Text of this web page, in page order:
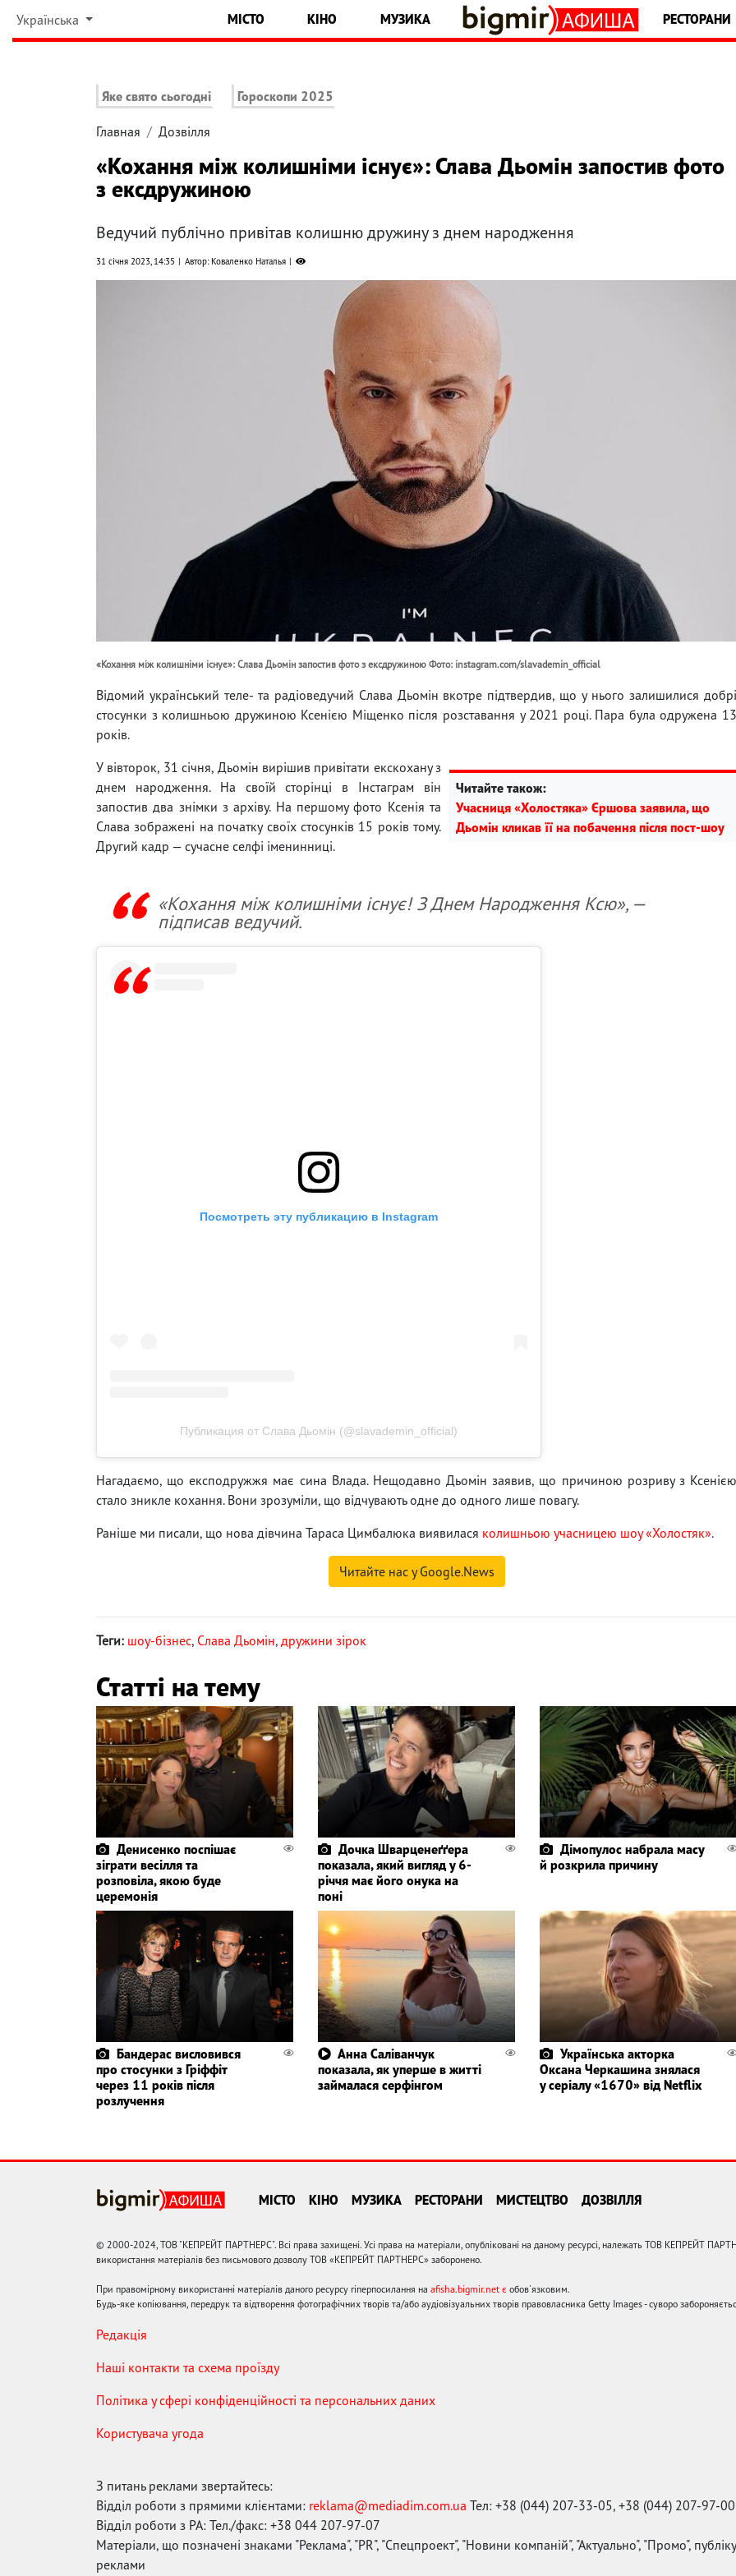
Українська МІСТО КІНО МУЗИКА РЕСТОРАНИ
Яке свято сьогодні Гороскопи 2025
Главная Дозвілля
«Кохання між колишніми існує»: Слава Дьомін запостив фото
з ексдружиною
Ведучий публічно привітав колишню дружину з днем народження
31 січня 2023, 14:35 Автор: Коваленко Наталья
«Кохання між колишніми існує»: Слава Дьомін запостив фото з ексдружиною Фото: instagram.com/slavademin_official
Відомий український теле- та радіоведучий Слава Дьомін вкотре підтвердив, що у нього залишилися добрі
стосунки з колишньою дружиною Ксенією Міщенко після розставання у 2021 році. Пара була одружена 13
років.
Читайте також:
Учасниця «Холостяка» Єршова заявила, що
Дьомін кликав її на побачення після пост-шоу
У вівторок, 31 січня, Дьомін вирішив привітати екскохану з
днем ​​народження. На своїй сторінці в Інстаграм він
запостив два знімки з архіву. На першому фото Ксенія та
Слава зображені на початку своїх стосунків 15 років тому.
Другий кадр — сучасне селфі іменинниці.
«Кохання між колишніми існує! З Днем Народження Ксю», —
підписав ведучий.
Посмотреть эту публикацию в Instagram
Публикация от Слава Дьомін (@slavademin_official)
Нагадаємо, що експодружжя має сина Влада. Нещодавно Дьомін заявив, що причиною розриву з Ксенією
стало зникле кохання. Вони зрозуміли, що відчувають одне до одного лише повагу.
Раніше ми писали, що нова дівчина Тараса Цимбалюка виявилася колишньою учасницею шоу «Холостяк».
Читайте нас у Google.News
Теги: шоу-бізнес, Слава Дьомін, дружини зірок
Статті на тему
Денисенко поспішає
зіграти весілля та
розповіла, якою буде
церемонія
Дочка Шварценеґґера
показала, який вигляд у 6-
річчя має його онука на
поні
Дімопулос набрала масу
й розкрила причину
Бандерас висловився
про стосунки з Гріффіт
через 11 років після
розлучення
Анна Саліванчук
показала, як уперше в житті
займалася серфінгом
Українська акторка
Оксана Черкашина знялася
у серіалу «1670» від Netflix
МІСТО КІНО МУЗИКА РЕСТОРАНИ МИСТЕЦТВО ДОЗВІЛЛЯ
© 2000-2024, ТОВ "КЕПРЕЙТ ПАРТНЕРС". Всі права захищені. Усі права на матеріали, опубліковані на даному ресурсі, належать ТОВ КЕПРЕЙТ
використання матеріалів без письмового дозволу ТОВ «КЕПРЕЙТ ПАРТНЕРС» заборонено.
При правомірному використанні матеріалів даного ресурсу гіперпосилання на afisha.bigmir.net є обов'язковим.
Будь-яке копіювання, передрук та відтворення фотографічних творів та/або аудіовізуальних творів правовласника Getty Images - суворо
Редакція
Наші контакти та схема проїзду
Політика у сфері конфіденційності та персональних даних
Користувача угода
З питань реклами звертайтесь:
Відділ роботи з прямими клієнтами: reklama@mediadim.com.ua Тел: +38 (044) 207-33-05, +38 (044) 207-97-00
Відділ роботи з РА: Тел./факс: +38 044 207-97-07
Матеріали, що позначені знаками "Реклама", "PR", "Спецпроект", "Новини компаній", "Актуально", "Промо",
реклами